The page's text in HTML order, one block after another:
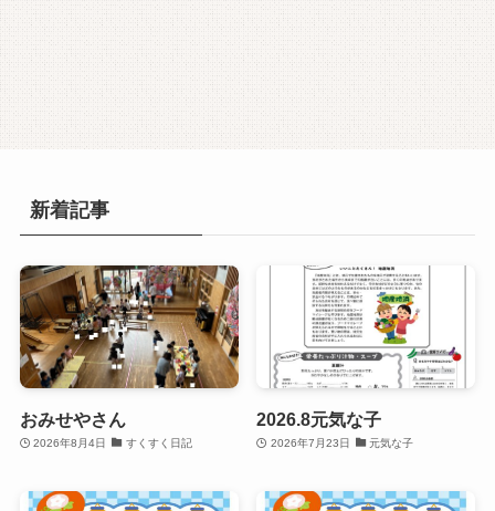
新着記事
おみせやさん
2026年8月4日 すくすく日記
2026.8元気な子
2026年7月23日 元気な子